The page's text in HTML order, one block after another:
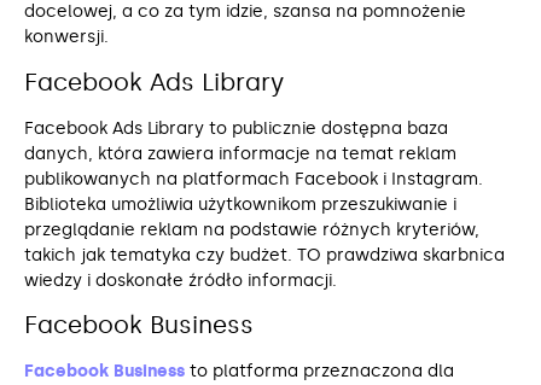
docelowej, a co za tym idzie, szansa na pomnożenie
konwersji.
Facebook Ads Library
Facebook Ads Library to publicznie dostępna baza
danych, która zawiera informacje na temat reklam
publikowanych na platformach Facebook i Instagram.
Biblioteka umożliwia użytkownikom przeszukiwanie i
przeglądanie reklam na podstawie różnych kryteriów,
takich jak tematyka czy budżet. TO prawdziwa skarbnica
wiedzy i doskonałe źródło informacji.
Facebook Business
Facebook Business to platforma przeznaczona dla